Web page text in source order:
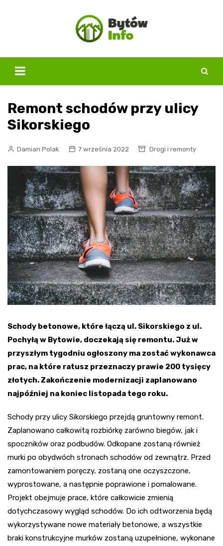
Remont schodów przy ulicy
Sikorskiego
Damian Polak 7 września 2022 Drogi i remonty
Schody betonowe, które łączą ul. Sikorskiego z ul.
Pochyłą w Bytowie, doczekają się remontu. Już w
przyszłym tygodniu ogłoszony ma zostać wykonawca
prac, na które ratusz przeznaczy prawie 200 tysięcy
złotych. Zakończenie modernizacji zaplanowano
najpóźniej na koniec listopada tego roku.
Schody przy ulicy Sikorskiego przejdą gruntowny remont.
Zaplanowano całkowitą rozbiórkę zarówno biegów, jak i
spoczników oraz podbudów. Odkopane zostaną również
murki po obydwóch stronach schodów od zewnątrz. Przed
zamontowaniem poręczy, zostaną one oczyszczone,
wyprostowane, a następnie poprawione i pomalowane.
Projekt obejmuje prace, które całkowicie zmienią
dotychczasowy wygląd schodów. Do ich odtworzenia będą
wykorzystywane nowe materiały betonowe, a wszystkie
braki konstrukcyjne murków zostaną uzupełnione, wykonane